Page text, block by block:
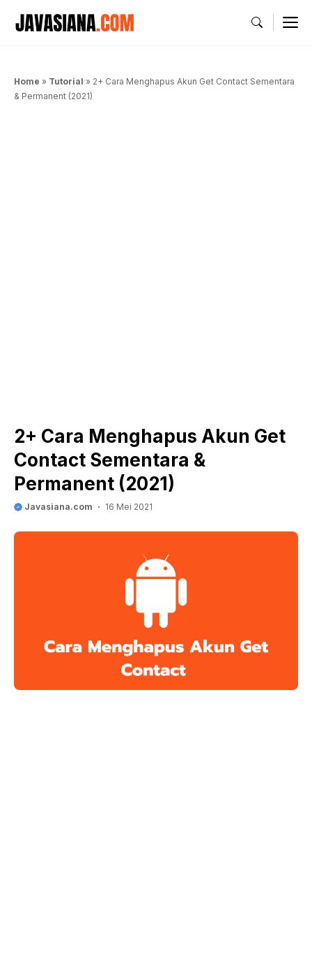
Home » Tutorial » 2+ Cara Menghapus Akun Get Contact Sementara
& Permanent (2021)
2+ Cara Menghapus Akun Get
Contact Sementara &
Permanent (2021)
Javasiana.com 16 Mei 2021